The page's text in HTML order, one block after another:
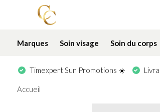
Marques Soin visage Soin du corps
Timexpert Sun Promotions ☀️
Accueil